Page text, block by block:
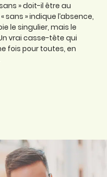
» doit-il être au
sans » indique l’absence,
le singulier, mais le
vrai casse-tête qui
fois pour toutes, en